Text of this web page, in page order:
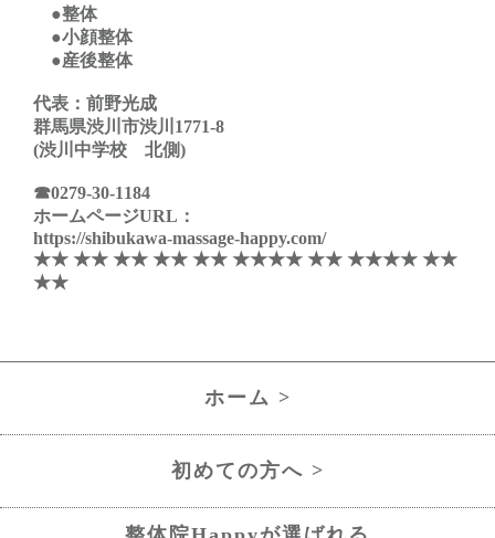
●整体
●小顔整体
●産後整体
代表：前野光成
群馬県渋川市渋川1771-8
(渋川中学校 北側)
☎0279-30-1184
ホームページURL：
https://shibukawa-massage-happy.com/
★★ ★★ ★★ ★★ ★★ ★★★★ ★★ ★★★★ ★★
★★
ホーム >
初めての方へ >